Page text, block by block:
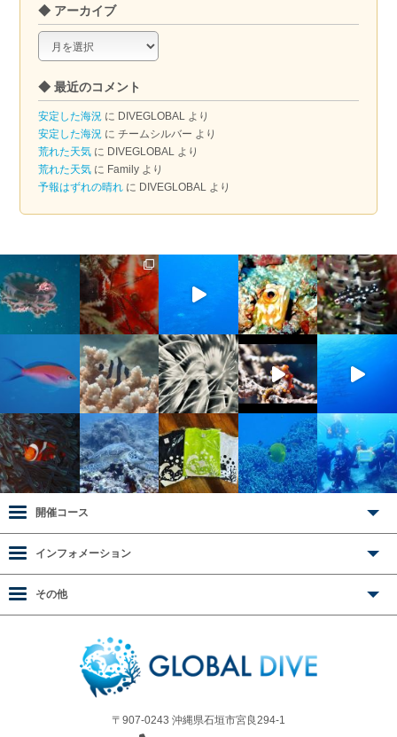
◆ アーカイブ
ア
カ
イ
ブ
◆ 最近のコメント
安定した海況 に DIVEGLOBAL より
安定した海況 にチームシルバー より
荒れた天気 に DIVEGLOBAL より
荒れた天気 に Family より
予報はずれの晴れ に DIVEGLOBAL より
〒907-0243 沖縄県石垣市宮良294-1
開催コース
インフォメーション
その他